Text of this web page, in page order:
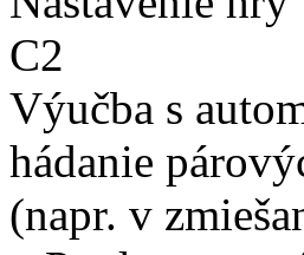
C2
Výučba s
hádanie
(napr. v